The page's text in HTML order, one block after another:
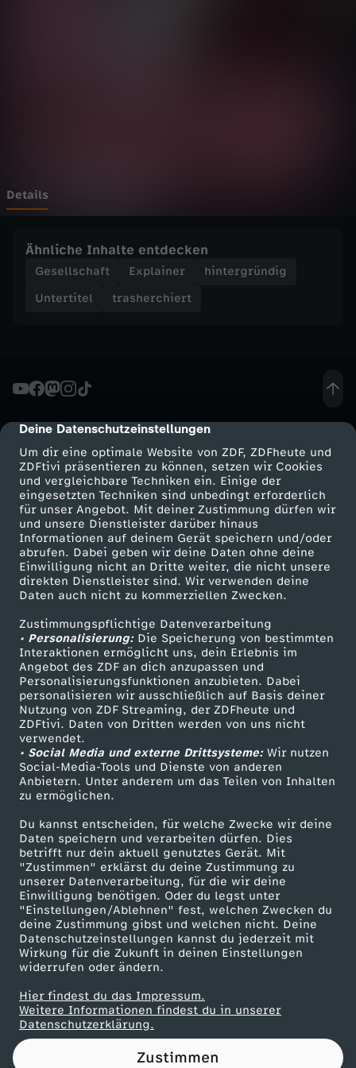
cmp-dialog-description
Deine Datenschutzeinstellungen
Um dir eine optimale Website von ZDF, ZDFheute und
ZDFtivi präsentieren zu können, setzen wir Cookies
und vergleichbare Techniken ein. Einige der
eingesetzten Techniken sind unbedingt erforderlich
für unser Angebot. Mit deiner Zustimmung dürfen wir
und unsere Dienstleister darüber hinaus
Informationen auf deinem Gerät speichern und/oder
abrufen. Dabei geben wir deine Daten ohne deine
Einwilligung nicht an Dritte weiter, die nicht unsere
direkten Dienstleister sind. Wir verwenden deine
Daten auch nicht zu kommerziellen Zwecken.
Zustimmungspflichtige Datenverarbeitung
• Personalisierung:Die Speicherung von bestimmten
Interaktionen ermöglicht uns, dein Erlebnis im
Angebot des ZDF an dich anzupassen und
Personalisierungsfunktionen anzubieten. Dabei
personalisieren wir ausschließlich auf Basis deiner
Nutzung von ZDF Streaming, der ZDFheute und
ZDFtivi. Daten von Dritten werden von uns nicht
verwendet.
• Social Media und externe Drittsysteme:Wir nutzen
Social-Media-Tools und Dienste von anderen
Anbietern. Unter anderem um das Teilen von Inhalten
zu ermöglichen.
Du kannst entscheiden, für welche Zwecke wir deine
Daten speichern und verarbeiten dürfen. Dies
betrifft nur dein aktuell genutztes Gerät. Mit
"Zustimmen" erklärst du deine Zustimmung zu
unserer Datenverarbeitung, für die wir deine
Einwilligung benötigen. Oder du legst unter
"Einstellungen/Ablehnen" fest, welchen Zwecken du
deine Zustimmung gibst und welchen nicht. Deine
Datenschutzeinstellungen kannst du jederzeit mit
Wirkung für die Zukunft in deinen Einstellungen
widerrufen oder ändern.
Hier findest du das Impressum.
Weitere Informationen findest du in unserer
Datenschutzerklärung.
Zustimmen
t
S
n
n
y
T
o
k
:
W
a
r
B
o
d
y
P
o
s
i
Details
Ähnliche Inhalte entdecken
Gesellschaft Explainer
hintergründig
Untertitel
trasherchiert
Mehr ZDF
ZDF-Apps
Smart TV
ZDFtext
Livestreams
Sendungen A-Z
TV-Programm
Service
ZDFmitreden
Kontakt zum ZDF
Tickets
Zuschauerservice
Hilfe
ZDF Unternehmen
Karriere
ZDF goes Schule
Werbefernsehen
Mainzelmännchen
Partner